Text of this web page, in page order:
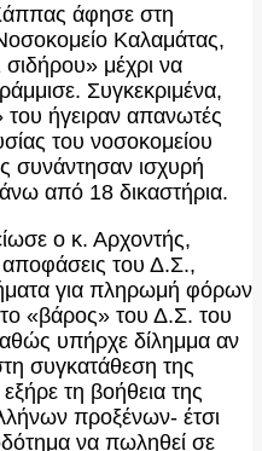
άφησε στη
Καλαμάτας,
μέχρι να
Συγκεκριμένα,
του ήγειραν απανωτές
του νοσοκομείου
συνάντησαν ισχυρή
από 18 δικαστήρια.
ο κ. Αρχοντής,
του Δ.Σ.,
για πληρωμή φόρων
«βάρος» του Δ.Σ. του
υπήρχε δίλημμα αν
συγκατάθεση της
τη βοήθεια της
προξένων- έτσι
να πωληθεί σε